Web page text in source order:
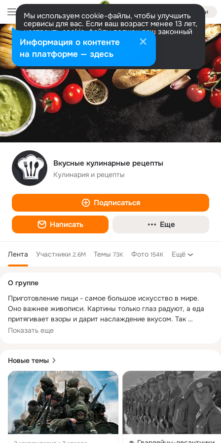
Войти
Мы используем cookie-файлы, чтобы улучшить
сервисы для вас. Если ваш возраст менее 13 лет,
настроить cookie-файлы должен ваш законный
представитель. Больше информации
Разрешить все Настроить
Вкусные кулинарные рецепты
Кулинария и рецепты
Подписаться
Написать Еще
Лента Участники 2.6M Темы 73K Фото 154K Ещё
Новые темы
колонка
О группе
Приготовление пищи - самое большое искусство в мире.
Оно важнее живописи. Картины только глаз радуют, а еда
притягивает взоры и дарит наслаждение вкусом. Так
научимся искусству кулинарии вместе!
Показать еще
Информация о контенте
на платформе — здесь